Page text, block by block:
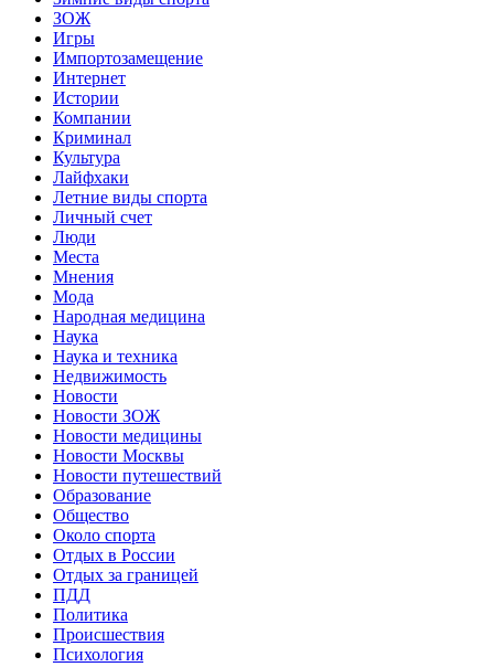
ЗОЖ
Игры
Импортозамещение
Интернет
Истории
Компании
Криминал
Культура
Лайфхаки
Летние виды спорта
Личный счет
Люди
Места
Мнения
Мода
Народная медицина
Наука
Наука и техника
Недвижимость
Новости
Новости ЗОЖ
Новости медицины
Новости Москвы
Новости путешествий
Образование
Общество
Около спорта
Отдых в России
Отдых за границей
ПДД
Политика
Происшествия
Психология